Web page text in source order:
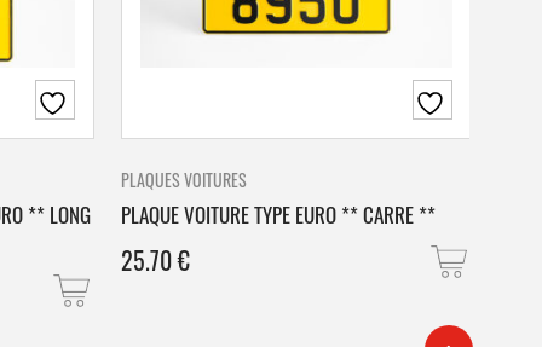
** LONG
PLAQUES VOITURES
PLAQUE VOITURE TYPE EURO ** CARRE **
25.70€